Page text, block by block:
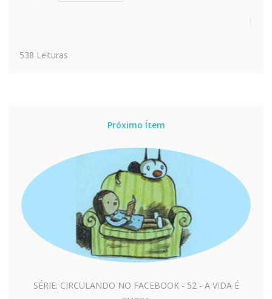
538 Leituras
Próximo Ítem
SÉRIE: CIRCULANDO NO FACEBOOK - 52 - A VIDA É